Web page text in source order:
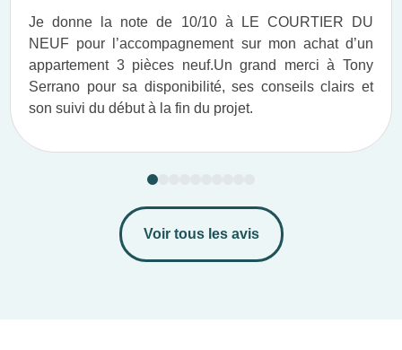
Je donne la note de 10/10 à LE COURTIER DU
NEUF pour l’accompagnement sur mon achat d’un
appartement 3 pièces neuf.​ Un grand merci à Tony
Serrano pour sa disponibilité, ses conseils clairs et
son suivi du début à la fin du projet.​
Voir tous les avis